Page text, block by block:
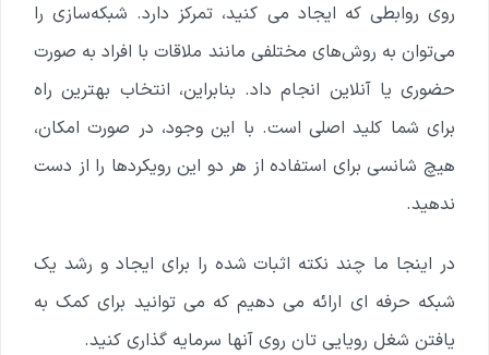
روی روابطی که ایجاد می کنید، تمرکز دارد. شبکه‌سازی را
می‌توان به روش‌های مختلفی مانند ملاقات با افراد به صورت
حضوری یا آنلاین انجام داد. بنابراین، انتخاب بهترین راه
برای شما کلید اصلی است. با این وجود، در صورت امکان،
هیچ شانسی برای استفاده از هر دو این رویکردها را از دست
ندهید.
در اینجا ما چند نکته اثبات شده را برای ایجاد و رشد یک
شبکه حرفه ای ارائه می دهیم که می توانید برای کمک به
یافتن شغل رویایی تان روی آنها سرمایه گذاری کنید.